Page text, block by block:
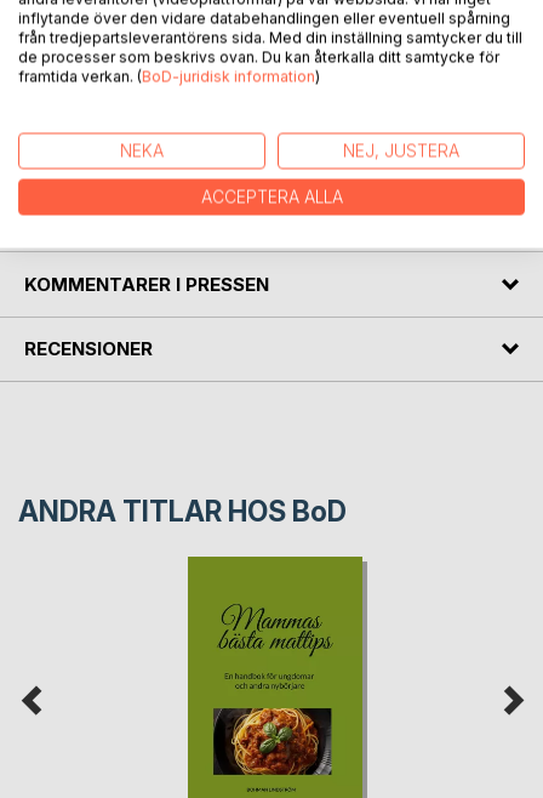
såser, marmelader och godis. Eller vad sägs om en
tomatmarmelad med örter och chili till ostbrickan eller en
het och kall Habaneroglass still efterrätt?
krydda i tillvaron. Kanske årets hetaste kokbok!
FÖRFATTARE
KOMMENTARER I PRESSEN
RECENSIONER
ANDRA TITLAR HOS BoD
inflytande över den vidare databehandlingen eller eventuell spårning
från tredjepartsleverantörens sida. Med din inställning samtycker du till
de processer som beskrivs ovan. Du kan återkalla ditt samtycke för
framtida verkan. (BoD-juridisk information)
NEKA NEJ, JUSTERA
ACCEPTERA ALLA